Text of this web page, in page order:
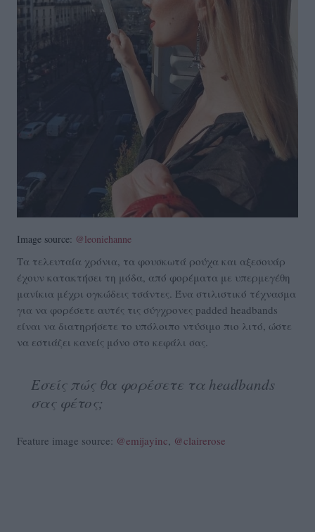
Image source: @leoniehanne
Τα τελευταία χρόνια, τα φουσκωτά ρούχα και αξεσουάρ
έχουν κατακτήσει τη μόδα, από φορέματα με υπερμεγέθη
μανίκια μέχρι ογκώδεις τσάντες. Ένα στιλιστικό τέχνασμα
για να φορέσετε αυτές τις σύγχρονες padded headbands
είναι να διατηρήσετε το υπόλοιπο ντύσιμο πιο λιτό, ώστε
να εστιάζει κανείς μόνο στο κεφάλι σας.
Εσείς πώς θα φορέσετε τα headbands
σας φέτος;
Feature image source: @emijayinc, @clairerose